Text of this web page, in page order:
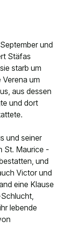
und
Stäfas
starb um
um
aus dessen
und dort
und seiner
St. Maurice -
und
Victor und
eine Klause
lebende